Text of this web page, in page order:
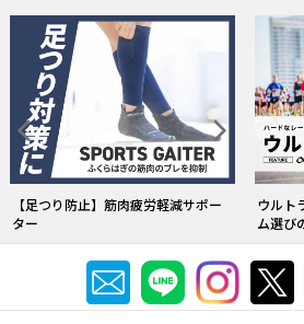
【1cm刻み】究極の素足感覚
ウルト
ム選び
Category
Service
R×L(アールエル) 公式 Online ショップ© 2026